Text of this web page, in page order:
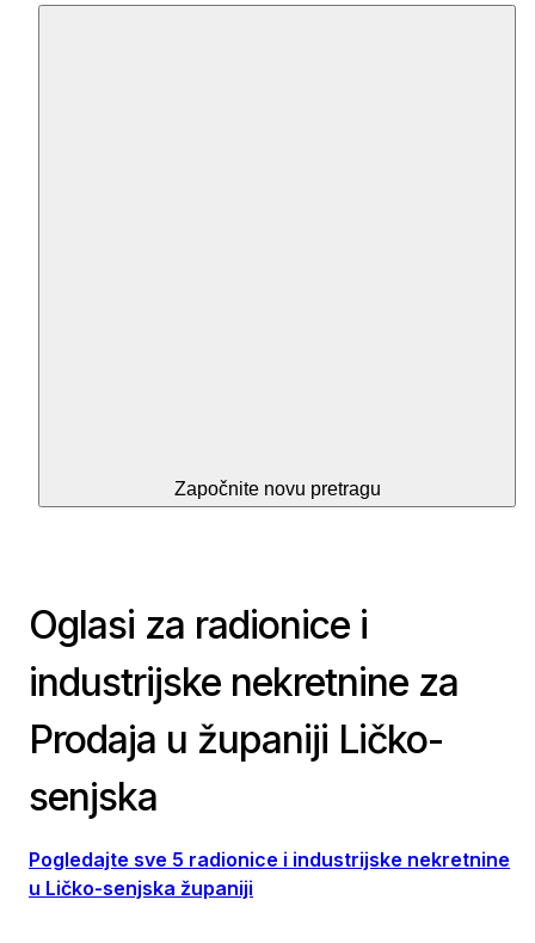
Započnite novu pretragu
Oglasi za radionice i
industrijske nekretnine za
Prodaja u županiji Ličko-
senjska
Pogledajte sve 5 radionice i industrijske nekretnine
u Ličko-senjska županiji